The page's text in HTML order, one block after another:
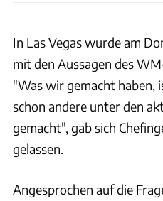
In Las Vegas wurde am
mit den Aussagen des
"Was wir gemacht haben,
schon andere unter den
gemacht", gab sich
gelassen.
Angesprochen auf die